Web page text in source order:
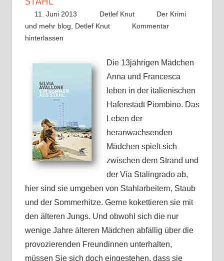
11. Juni 2013 Detlef Knut
Der Krimi
und mehr blog, Detlef Knut
Kommentar
hinterlassen
Die 13jährigen Mädchen
Anna und Francesca
leben in der italienischen
Hafenstadt Piombino. Das
Leben der
heranwachsenden
Mädchen spielt sich
zwischen dem Strand und
der Via Stalingrado ab,
hier sind sie umgeben von Stahlarbeitern, Staub
und der Sommerhitze. Gerne kokettieren sie mit
den älteren Jungs. Und obwohl sich die nur
wenige Jahre älteren Mädchen abfällig über die
provozierenden Freundinnen unterhalten,
müssen Sie sich doch eingestehen, dass sie